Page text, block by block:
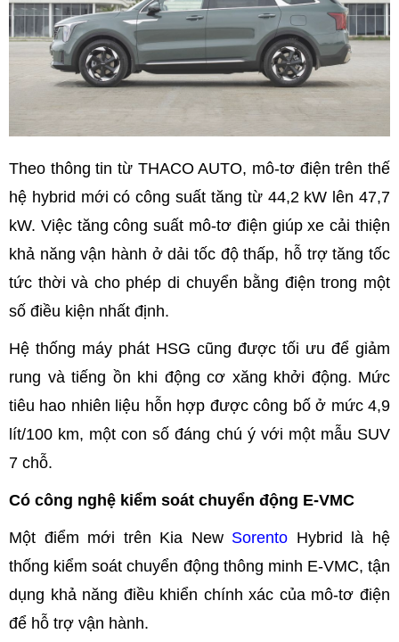
Theo thông tin từ THACO AUTO, mô-tơ điện trên thế
hệ hybrid mới có công suất tăng từ 44,2 kW lên 47,7
kW. Việc tăng công suất mô-tơ điện giúp xe cải thiện
khả năng vận hành ở dải tốc độ thấp, hỗ trợ tăng tốc
tức thời và cho phép di chuyển bằng điện trong một
số điều kiện nhất định.
Hệ thống máy phát HSG cũng được tối ưu để giảm
rung và tiếng ồn khi động cơ xăng khởi động. Mức
tiêu hao nhiên liệu hỗn hợp được công bố ở mức 4,9
lít/100 km, một con số đáng chú ý với một mẫu SUV
7 chỗ.
Có công nghệ kiểm soát chuyển động E-VMC
Một điểm mới trên Kia New Sorento Hybrid là hệ
thống kiểm soát chuyển động thông minh E-VMC, tận
dụng khả năng điều khiển chính xác của mô-tơ điện
để hỗ trợ vận hành.